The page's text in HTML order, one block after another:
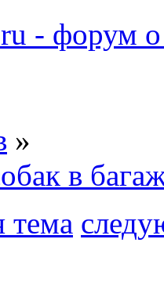
- форум
»
в
тема